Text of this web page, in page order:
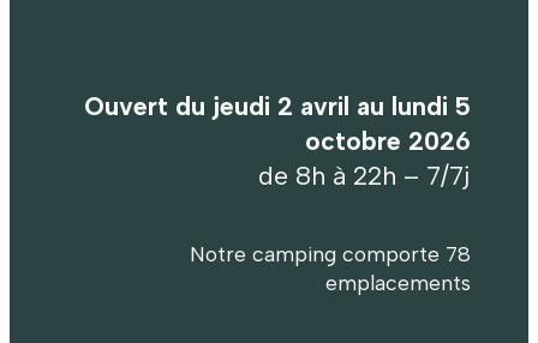
Ouvert du jeudi 2 avril au lundi 5
octobre 2026
de 8h à 22h – 7/7j
Notre camping comporte 78
emplacements